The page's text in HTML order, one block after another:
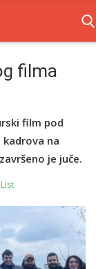
filma
film pod
kadrova na
je juče.